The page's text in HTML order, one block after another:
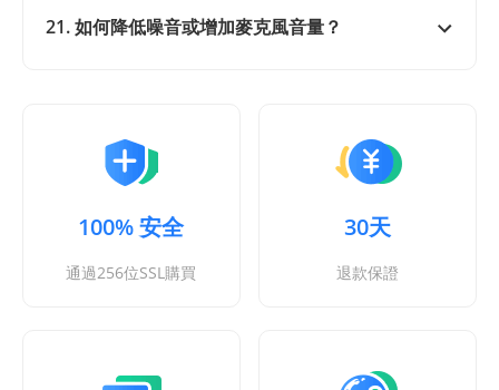
21. 如何降低噪音或增加麥克風音量？
100% 安全
通過256位SSL購買
30天
退款保證